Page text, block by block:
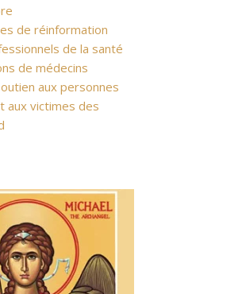
de réinformation
de la santé
de médecins
aux personnes
aux victimes des